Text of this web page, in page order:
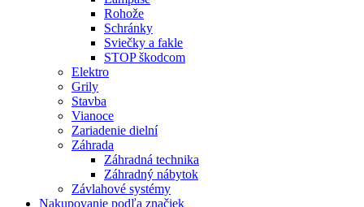
Rohože
Schránky
Sviečky a fakle
STOP škodcom
Elektro
Grily
Stavba
Vianoce
Zariadenie dielní
Záhrada
Záhradná technika
Záhradný nábytok
Závlahové systémy
Nakupovanie podľa značiek